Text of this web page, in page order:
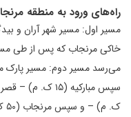
راه‌های ورود به منطقه
مسیر اول: مسیر شهر آران و
می‌رسد مسیر دوم: مسیر پارک